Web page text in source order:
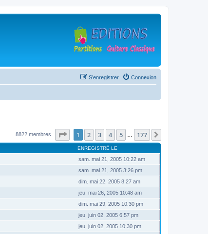
Connexion
S’enregistrer
8822 membres Page sur177
1 2 3 4 5 177
ENREGISTRÉ LE
sam. mai 21, 2005 10:22 am
sam. mai 21, 2005 3:26 pm
dim. mai 22, 2005 8:27 am
jeu. mai 26, 2005 10:48 am
dim. mai 29, 2005 10:30 pm
jeu. juin 02, 2005 6:57 pm
jeu. juin 02, 2005 10:30 pm